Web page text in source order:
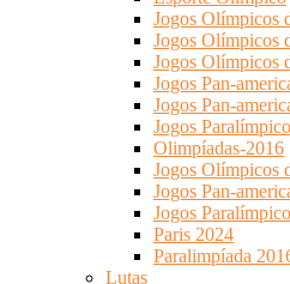
Jogos Olímpicos
Jogos Olímpicos
Jogos Olímpicos
Jogos Pan-
Jogos Pan-
Jogos
Olimpíadas-2016
Jogos Olímpicos
Jogos Pan-
Jogos
Paris 2024
Paralimpíada
Lutas